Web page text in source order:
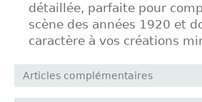
détaillée, parfaite pour
scène des années 1920 et
caractère à vos créations
Articles complémentaires